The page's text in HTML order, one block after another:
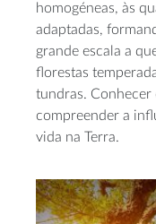
homogéneas, às
adaptadas,
grande escala a
florestas
tundras. Conhecer
compreender a
vida na Terra.